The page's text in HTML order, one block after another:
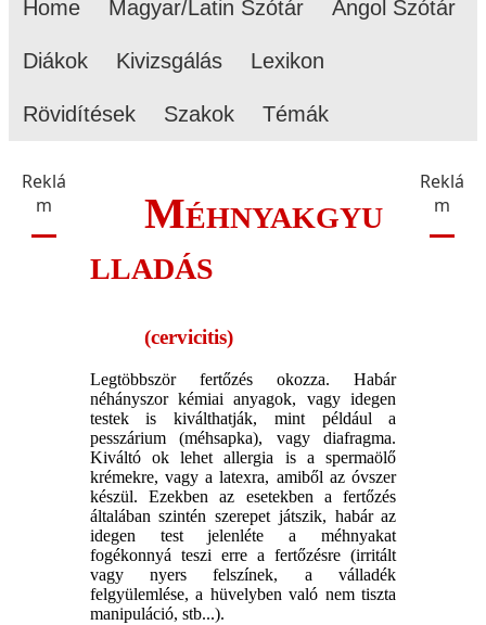
Home Magyar/Latin Szótár Angol Szótár
Diákok Kivizsgálás Lexikon
Rövidítések Szakok Témák
Reklá
m
Méhnyakgyu
lladás
(cervicitis)
Legtöbbször fertőzés okozza. Habár
néhányszor kémiai anyagok, vagy idegen
testek is kiválthatják, mint például a
pesszárium (méhsapka), vagy diafragma.
Kiváltó ok lehet allergia is a spermaölő
krémekre, vagy a latexra, amiből az óvszer
készül. Ezekben az esetekben a fertőzés
általában szintén szerepet játszik, habár az
idegen test jelenléte a méhnyakat
fogékonnyá teszi erre a fertőzésre (irritált
vagy nyers felszínek, a válladék
felgyülemlése, a hüvelyben való nem tiszta
manipuláció, stb...).
Reklá
m